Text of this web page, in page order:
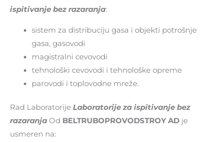
ispitivanje bez razaranja:
sistem za distribuciju gasa i objekti potrošnje
gasa, gasovodi
magistralni cevovodi
tehnološki cevovodi i tehnološke opreme
parovodi i toplovodne mreže.
Rad Laboratorije Laboratorije za ispitivanje bez
razaranja Od BELTRUBOPROVODSTROY AD je
usmeren na: